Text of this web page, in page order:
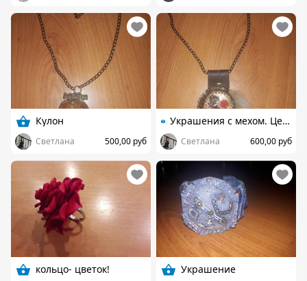
Кулон
Светлана 500,00 руб
Украшения с мехом. Цена каждого изделия индивидуальна. Спрашивайте
Светлана 600,00 руб
кольцо- цветок! Украшение